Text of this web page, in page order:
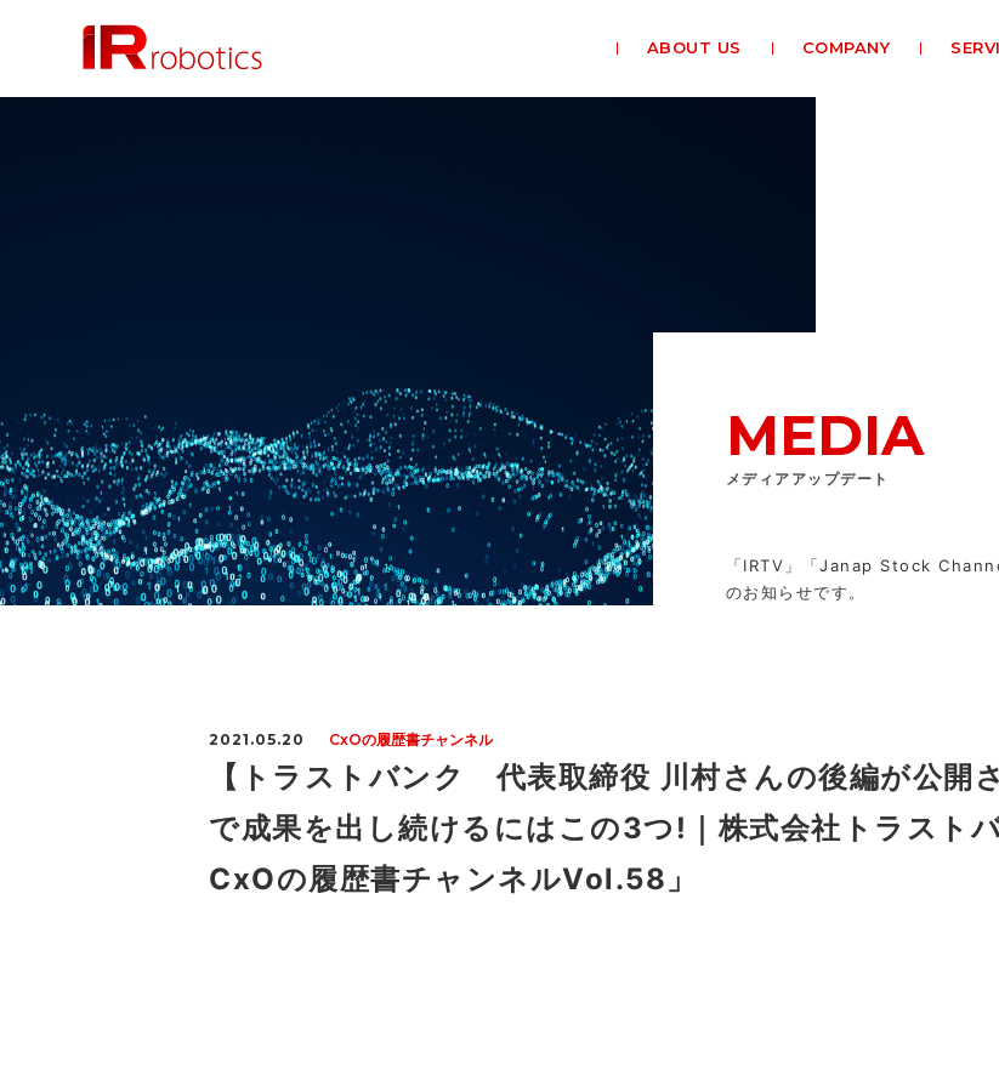
ABOUT US COMPANY
MEDIA
メディアアップデート
「IRTV」「Janap Stock
のお知らせです。
2021.05.20 CxOの履歴書チャンネル
【トラストバンク 代表取締役 川村さんの後編が公開
で成果を出し続けるにはこの3つ!｜株式会社トラスト
CxOの履歴書チャンネルVol.58」